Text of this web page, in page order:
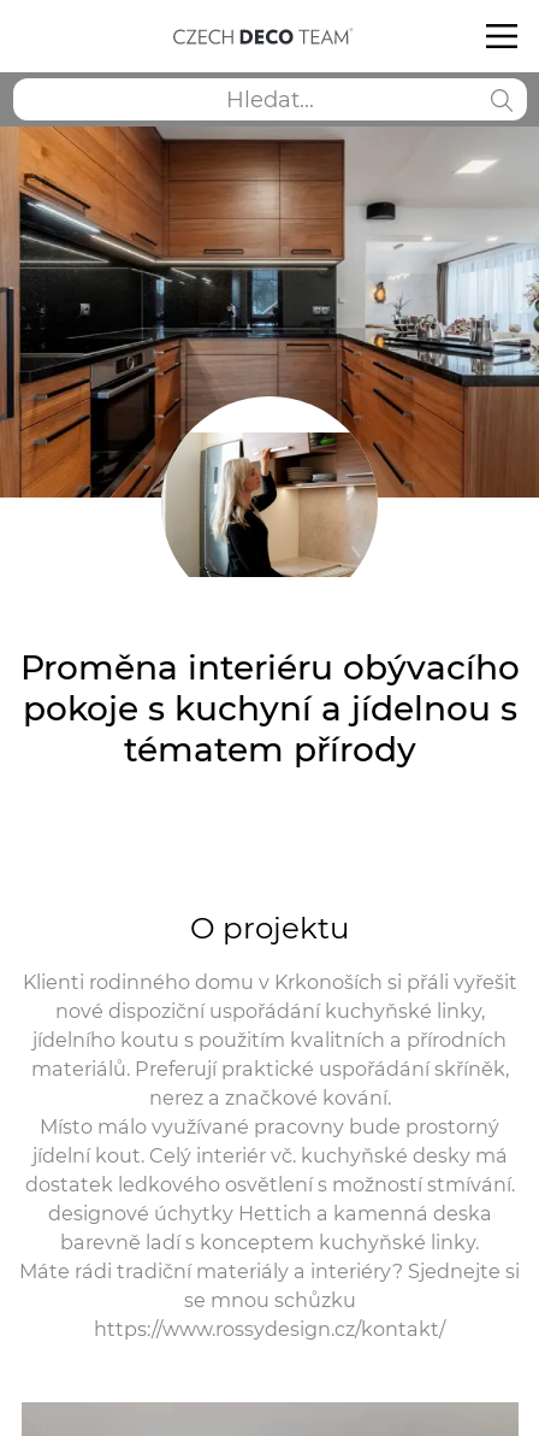
Proměna interiéru obývacího
pokoje s kuchyní a jídelnou s
tématem přírody
O projektu
Klienti rodinného domu v Krkonoších si přáli vyřešit
nové dispoziční uspořádání kuchyňské linky,
jídelního koutu s použitím kvalitních a přírodních
materiálů. Preferují praktické uspořádání skříněk,
nerez a značkové kování.
Místo málo využívané pracovny bude prostorný
jídelní kout. Celý interiér vč. kuchyňské desky má
dostatek ledkového osvětlení s možností stmívání.
designové úchytky Hettich a kamenná deska
barevně ladí s konceptem kuchyňské linky.
Máte rádi tradiční materiály a interiéry? Sjednejte si
se mnou schůzku
https://www.rossydesign.cz/kontakt/